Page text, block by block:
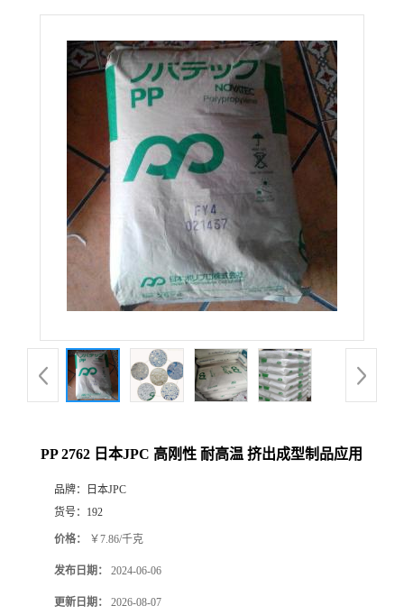
PP 2762 日本JPC 高刚性 耐高温 挤出成型制品应用
品牌：
日本JPC
货号： 192
价格： ￥7.86/千克
发布日期： 2024-06-06
更新日期： 2026-08-07